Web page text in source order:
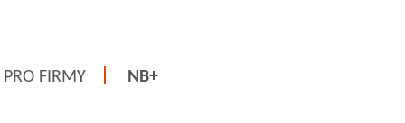
PRO FIRMY NB+